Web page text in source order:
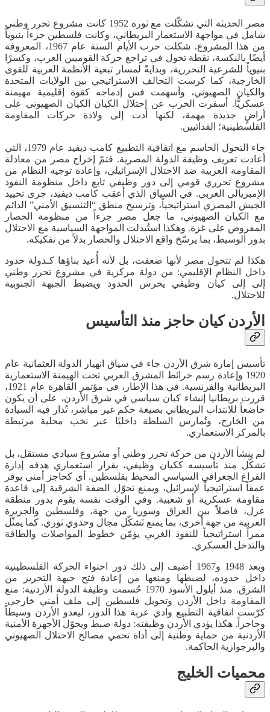
مصر الحديثة التي تشكّلت مع ثورة 1952 كانت مشروع تحرر وطني
شامل في مواجهة الاستعمار البريطاني، وكانت فلسطين جزءاً بنيوياً
من هذا المشروع. شكلت حرب الأيام الستة عام 1967، المعروفة
أيضًا بالنكسة، نقطة تحول في تراجع حركة القوميبن العرب، وكسرًا
بنيوياً للشرعية التحررية، وبدايةً لمسار تبعية الأنظمة العربية للقوى
الخارجية، كما كرست التحالف الاستراتيجي بين الولايات المتحدة
والكيان الصهيوني، وأسهمت فس إدماجه كقوة إقليمية مهيمنة
عسكريًّا. أسفرت الحرب عن إحتلال الكيان الكيان الصهيوني على
أراضٍ جديدة مهمة، لكنها أدت إلى ولادة حركات المقاومة
الفلسطينية؛ الفدائيين.
جاء التحول الحاسم مع اتفاقية التطبيع كامب ديفيد عام 1979، التي
أعادت تعريف وظيفة الدولة المصرية. فتمّ إخراج مصر من معادلة
المقاومة العربية ضد الاحتلال الإسرائيلي، وإعادة توجيه النظام من
مشروع تحرري قومي إلى دور وظيفي تابع داخل منظومة النفوذ
الإمبريالي الغربي. في السياق الذي أعقب كامب ديفيد، جرى تحييد
الجيش المصري استراتيجياً، وترسيخ منطق “التنسيق الأمني” الدائم
مع الكيان الصهيوني، ما جعل مصر جزءاً من منظومة الحصار
المفروض على غزة. وهكذا استُبدلت المواجهة السياسية مع الاحتلال
بدور الوسيط، بما يرسّخ واقع الاحتلال والحصار بدلاً من تفكيكه.
هكذا لم تتحول مصر لأنها ضعفت، بل لأنه أُعيد بناؤها كـدولة حدود
داخل النظام الإقليمي: من دولة مركزية في مشروع تحرر وطني
إلى إلى كيان وظيفي يحرس الحدود ويضبط الجبهة الجنوبية
للاحتلال.
لأردن كيان حاجز منذ التأسيس
تأسيس إمارة شرق الأردن جاء في سياق انهيار الدولة العثمانية عام
1920 وإعادة رسم خرائط المشرق العربي تحت الهيمنة الاستعمارية
البريطانية والفرنسية. في هذا الإطار، في مؤتمر القاهرة عام 1921،
قررت بريطانيا إنشاء كيان سياسي في شرق الأردن، على أن يكون
خاضعاً للانتداب البريطاني بصيغة حكم غير مباشر، تُدار فيه السيادة
من الخارج، وتُمارس السلطة داخليًا عبر نخب محلية مرتبطة
بالمركز الاستعماري.
لم ينشأ الأردن من حركة تحرر وطني أو مشروع سيادي مستقل، بل
تشكّل منذ تأسيسه ككيان وظيفي، بقرار استعماري هدفه إدارة
الفراغ الجغرافي السياسي المحيط بفلسطين. أي كحاجز أمني يوفر
عمقاً استراتيجياً لإسرائيل، ويمنع تحوّل الضفة الشرقية إلى قاعدة
مقاومة عسكرية أو شعبية. وفي الوقت نفسه يقوم بدور منطقة
عزل، فاصلاً بين العراق وسوريا من جهة، وفلسطين والجزيرة
العربية من جهة أخرى، بما يمنع تَشكّل مجال وحدوي ثوري. كما يمثّل
ممراً استراتيجياً للنفوذ الغربي يؤمّن خطوط المواصلات والطاقة
والتدخل العسكري.
وبعد 1948 و1967 أضيف إلى ذلك دور احتواء الحركة الفلسطينية
داخل حدوده، لضبطها ومنعها من إعادة فتح جبهة التحرير من
الشرق. منذ أيلول الأسود 1970 حُسمت وظيفة الدولة الأردنية: منع
المقاومة داخل الأردن وتحويل فلسطين إلى ملف أمني خارجي.
كرّست اتفاقية التطبيع وادي عربة هذا الدور، ليغدو الأردن وسيطاً
وحاجزاً. هكذا يؤدي الأردن وظيفته: دولة ضبط ويحوّل الأجهزة الأمنية
الأردنية من حماية وطنية إلى أداة تحمي مصالح الاحتلال الصهيوني
والبرجوازية الحاكمة.
محميات الخليج